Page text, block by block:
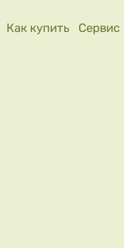
Как купить
Сервис